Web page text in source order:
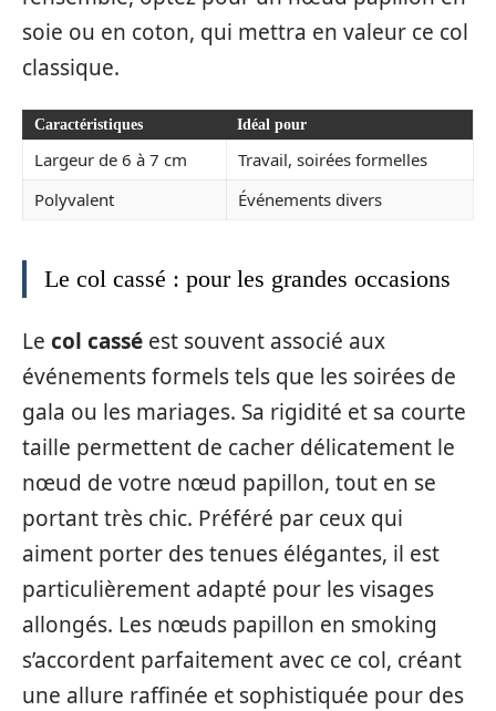
soie ou en coton, qui mettra en valeur ce col
classique.
Caractéristiques Idéal pour
Largeur de 6 à 7 cm
Travail, soirées formelles
Polyvalent
Événements divers
Le col cassé : pour les grandes occasions
Le col cassé est souvent associé aux
événements formels tels que les soirées de
gala ou les mariages. Sa rigidité et sa courte
taille permettent de cacher délicatement le
nœud de votre nœud papillon, tout en se
portant très chic. Préféré par ceux qui
aiment porter des tenues élégantes, il est
particulièrement adapté pour les visages
allongés. Les nœuds papillon en smoking
s’accordent parfaitement avec ce col, créant
une allure raffinée et sophistiquée pour des